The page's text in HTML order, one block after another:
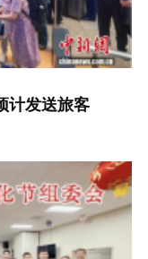
计发送旅客